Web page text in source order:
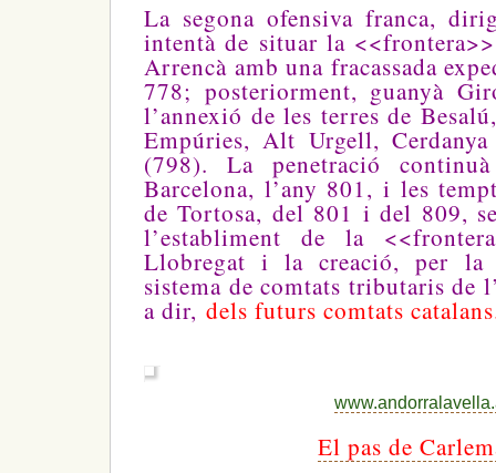
La segona ofensiva franca,
intentà de situar la
Arrencà amb una fracassada
778; posteriorment, guanyà
l’annexió de les terres de
Empúries, Alt Urgell,
(798). La penetració
Barcelona, l’any 801, i les
de Tortosa, del 801 i del 809,
l’establiment de la
Llobregat i la creació, per la
sistema de comtats tributaris de
a dir, dels futurs comtats
El pas de